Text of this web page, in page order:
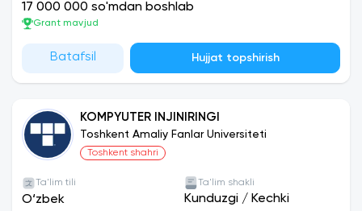
17 000 000 so'mdan boshlab
Grant mavjud
Batafsil Hujjat topshirish
KOMPYUTER INJINIRINGI
Toshkent Amaliy Fanlar Universiteti
Toshkent shahri
Ta'lim tili
O‘zbek
Ta'lim shakli
Kunduzgi / Kechki